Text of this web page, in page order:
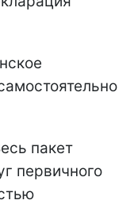
пакет
первичного